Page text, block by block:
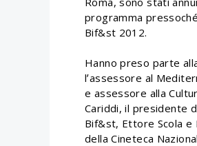
programma
Bif&st 2012.
Hanno preso parte
lʼassessore al
e assessore alla
Cariddi, il presidente
Bif&st, Ettore Scola e
della Cineteca